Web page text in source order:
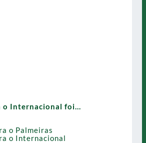
o Internacional foi…
o Palmeiras
o Internacional